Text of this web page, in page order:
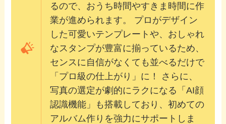
るので、おうち時間やすきま時間に作
業が進められます。 プロがデザイン
した可愛いテンプレートや、おしゃれ
なスタンプが豊富に揃っているため、
センスに自信がなくても並べるだけで
「プロ級の仕上がり」に！ さらに、
写真の選定が劇的にラクになる「AI顔
認識機能」も搭載しており、初めての
アルバム作りを強力にサポートしま